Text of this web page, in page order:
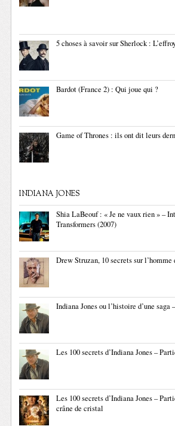
5 choses à savoir sur Sherlock :
Bardot (France 2) : Qui joue qui ?
Game of Thrones : ils ont dit leurs
INDIANA JONES
Shia LaBeouf : « Je ne vaux rien » –
Transformers (2007)
Drew Struzan, 10 secrets sur l’homme
Indiana Jones ou l’histoire d’une saga
Les 100 secrets d’Indiana Jones –
Les 100 secrets d’Indiana Jones –
crâne de cristal